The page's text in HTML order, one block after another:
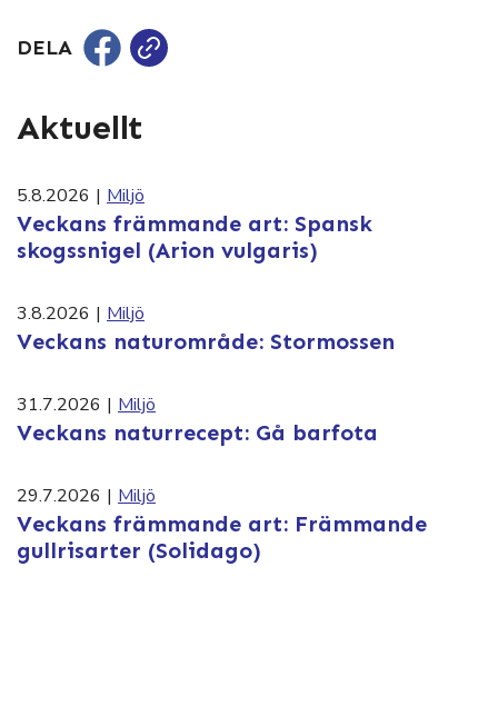
DELA
Aktuellt
5.8.2026 | Miljö
Veckans främmande art: Spansk
skogssnigel (Arion vulgaris)
3.8.2026 | Miljö
Veckans naturområde: Stormossen
31.7.2026 | Miljö
Veckans naturrecept: Gå barfota
29.7.2026 | Miljö
Veckans främmande art: Främmande
gullrisarter (Solidago)